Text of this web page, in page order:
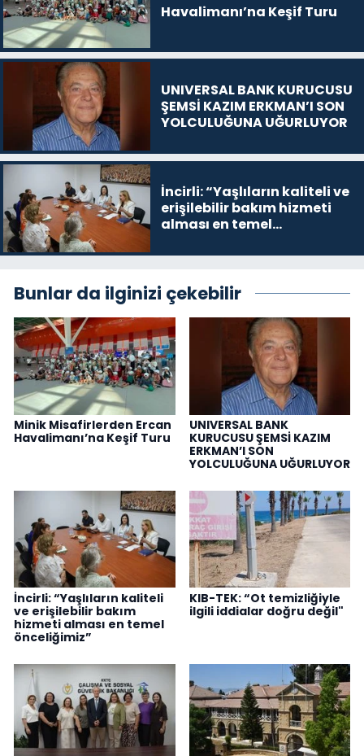
Havalimanı’na Keşif Turu
UNIVERSAL BANK KURUCUSU
ŞEMSİ KAZIM ERKMAN’I SON
YOLCULUĞUNA UĞURLUYOR
İncirli: “Yaşlıların kaliteli ve
erişilebilir bakım hizmeti
alması en temel
Bunlar da ilginizi çekebilir
Minik Misafirlerden Ercan
Havalimanı’na Keşif Turu
UNIVERSAL BANK
KURUCUSU ŞEMSİ KAZIM
ERKMAN’I SON
YOLCULUĞUNA UĞURLUYOR
İncirli: “Yaşlıların kaliteli
ve erişilebilir bakım
hizmeti alması en temel
önceliğimiz”
KIB-TEK: “Ot temizliğiyle
ilgili iddialar doğru değil"